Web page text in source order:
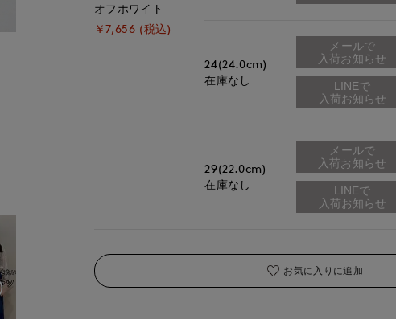
オフホワイト
￥7,656 (税込)
24(24.0cm)
在庫なし
メールで
入荷お知らせ
29(22.0cm)
在庫なし
メールで
入荷お知らせ
お気に入りに追加